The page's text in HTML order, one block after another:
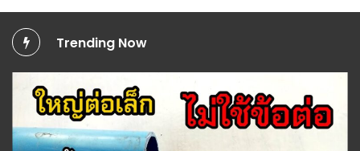
Trending Now